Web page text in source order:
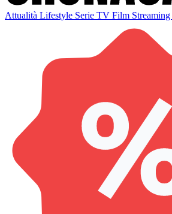
Attualità Lifestyle Serie TV Film Streaming